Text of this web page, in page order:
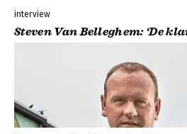
interview
Steven Van Belleghem: ‘De